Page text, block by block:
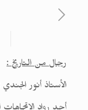
رجال من التاريخ :
الأستاذ أنور الجندي